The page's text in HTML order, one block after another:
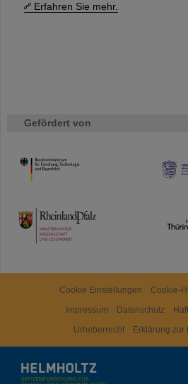
Erfahren Sie mehr.
Gefördert von
HMWK
TMWWDG
Cookie Einstellungen Cookie-
Impressum
Datenschutz
Urheberrecht
Erklärung zur